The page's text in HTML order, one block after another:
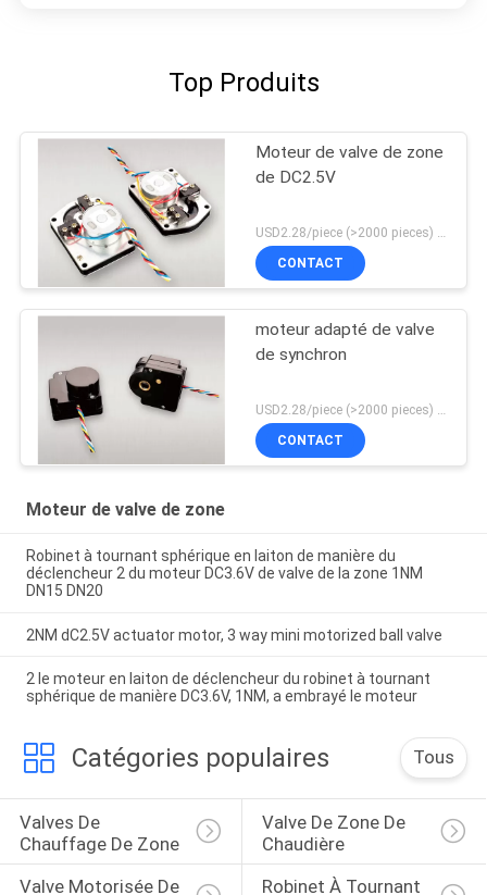
Top Produits
Moteur de valve de zone
de DC2.5V
USD2.28/piece (>2000 pieces) USD2.5 / piece (1000 - 2000 pieces) MOQ:1000 morceaux
CONTACT
moteur adapté de valve
de synchron
CONTACT
Moteur de valve de zone
Robinet à tournant sphérique en laiton de manière du
déclencheur 2 du moteur DC3.6V de valve de la zone 1NM
DN15 DN20
2NM dC2.5V actuator motor, 3 way mini motorized ball valve
2 le moteur en laiton de déclencheur du robinet à tournant
sphérique de manière DC3.6V, 1NM, a embrayé le moteur
Catégories populaires Tous
Valves De
Chauffage De Zone
Valve De Zone De
Chaudière
Valve Motorisée De
Robinet À Tournant